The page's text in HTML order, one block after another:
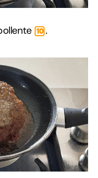
10 .